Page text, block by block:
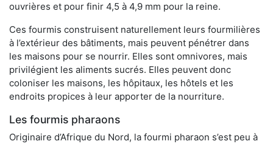
ouvrières et pour finir 4,5 à 4,9 mm pour la reine.
Ces fourmis construisent naturellement leurs fourmilières
à l’extérieur des bâtiments, mais peuvent pénétrer dans
les maisons pour se nourrir. Elles sont omnivores, mais
privilégient les aliments sucrés. Elles peuvent donc
coloniser les maisons, les hôpitaux, les hôtels et les
endroits propices à leur apporter de la nourriture.
Les fourmis pharaons
Originaire d’Afrique du Nord, la fourmi pharaon s’est peu à